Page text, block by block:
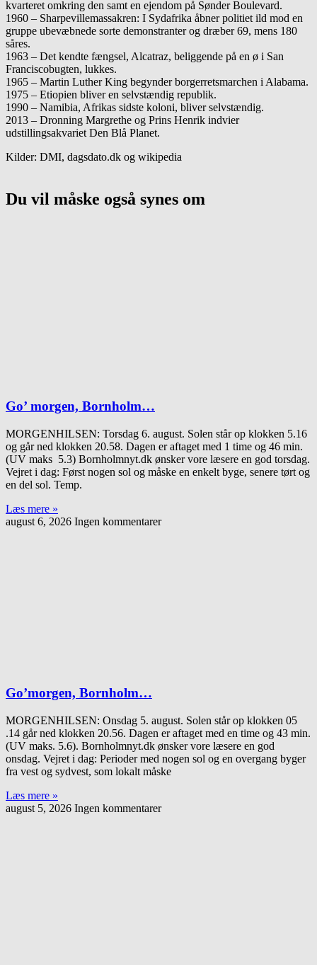
kvarteret omkring den samt en ejendom på Sønder Boulevard.
1960 – Sharpevillemassakren: I Sydafrika åbner politiet ild mod en
gruppe ubevæbnede sorte demonstranter og dræber 69, mens 180
såres.
1963 – Det kendte fængsel, Alcatraz, beliggende på en ø i San
Franciscobugten, lukkes.
1965 – Martin Luther King begynder borgerretsmarchen i Alabama.
1975 – Etiopien bliver en selvstændig republik.
1990 – Namibia, Afrikas sidste koloni, bliver selvstændig.
2013 – Dronning Margrethe og Prins Henrik indvier
udstillingsakvariet Den Blå Planet.
Kilder: DMI, dagsdato.dk og wikipedia
Du vil måske også synes om
Go’ morgen, Bornholm…
MORGENHILSEN: Torsdag 6. august. Solen står op klokken 5.16
og går ned klokken 20.58. Dagen er aftaget med 1 time og 46 min.
(UV maks 5.3) Bornholmnyt.dk ønsker vore læsere en god torsdag.
Vejret i dag: Først nogen sol og måske en enkelt byge, senere tørt og
en del sol. Temp.
Læs mere »
august 6, 2026 Ingen kommentarer
Go’morgen, Bornholm…
MORGENHILSEN: Onsdag 5. august. Solen står op klokken 05
.14 går ned klokken 20.56. Dagen er aftaget med en time og 43 min.
(UV maks. 5.6). Bornholmnyt.dk ønsker vore læsere en god
onsdag. Vejret i dag: Perioder med nogen sol og en overgang byger
fra vest og sydvest, som lokalt måske
Læs mere »
august 5, 2026 Ingen kommentarer